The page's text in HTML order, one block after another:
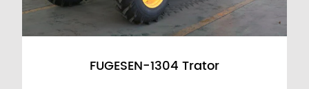
FUGESEN-1304 Trator